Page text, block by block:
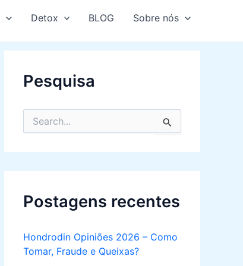
Detox BLOG Sobre nós
Pesquisa
r
h
o
rPostagens recentes
Hondrodin Opiniões 2026 – Como
Tomar, Fraude e Queixas?